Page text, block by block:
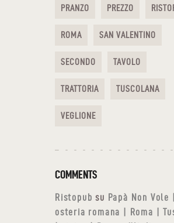
PRANZO PREZZO
ROMA SAN VALENTINO
SECONDO TAVOLO
TRATTORIA TUSCOLANA
VEGLIONE
COMMENTS
Ristopub su Papà Non Vole |
osteria romana | Roma |